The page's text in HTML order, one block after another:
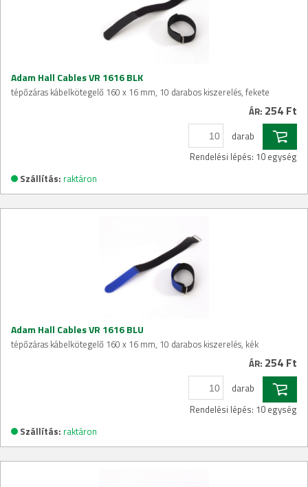
Adam Hall Cables VR 1616 BLK
tépőzáras kábelkötegelő 160 x 16 mm, 10 darabos kiszerelés, fekete
ÁR: 254 Ft
darab
Rendelési lépés: 10 egység
Szállítás: raktáron
Adam Hall Cables VR 1616 BLU
tépőzáras kábelkötegelő 160 x 16 mm, 10 darabos kiszerelés, kék
ÁR: 254 Ft
darab
Rendelési lépés: 10 egység
Szállítás: raktáron